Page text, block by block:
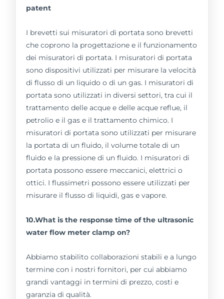
patent
I brevetti sui misuratori di portata sono brevetti
che coprono la progettazione e il funzionamento
dei misuratori di portata. I misuratori di portata
sono dispositivi utilizzati per misurare la velocità
di flusso di un liquido o di un gas. I misuratori di
portata sono utilizzati in diversi settori, tra cui il
trattamento delle acque e delle acque reflue, il
petrolio e il gas e il trattamento chimico. I
misuratori di portata sono utilizzati per misurare
la portata di un fluido, il volume totale di un
fluido e la pressione di un fluido. I misuratori di
portata possono essere meccanici, elettrici o
ottici. I flussimetri possono essere utilizzati per
misurare il flusso di liquidi, gas e vapore.
10.What is the response time of the ultrasonic
water flow meter clamp on?
Abbiamo stabilito collaborazioni stabili e a lungo
termine con i nostri fornitori, per cui abbiamo
grandi vantaggi in termini di prezzo, costi e
garanzia di qualità.